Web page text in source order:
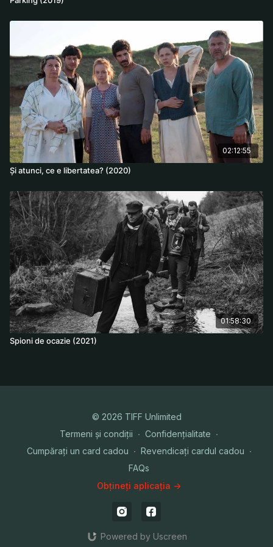
02:12:55
Și atunci, ce e libertatea? (2020)
01:58:30
Spioni de ocazie (2021)
© 2026 TIFF Unlimited
Termeni și condiții ∙ Confidențialitate ∙
Cumpărați un card cadou ∙ Revendicați cardul cadou ∙
FAQs
Obțineți aplicația ->
Powered by Uscreen